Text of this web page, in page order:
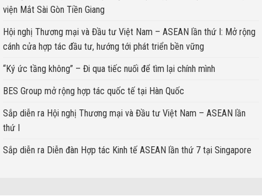
viện Mắt Sài Gòn Tiền Giang
Hội nghị Thương mại và Đầu tư Việt Nam – ASEAN lần thứ I: Mở rộng
cánh cửa hợp tác đầu tư, hướng tới phát triển bền vững
“Ký ức tầng không” – Đi qua tiếc nuối để tìm lại chính mình
BES Group mở rộng hợp tác quốc tế tại Hàn Quốc
Sắp diễn ra Hội nghị Thương mại và Đầu tư Việt Nam – ASEAN lần
thứ I
Sắp diễn ra Diễn đàn Hợp tác Kinh tế ASEAN lần thứ 7 tại Singapore